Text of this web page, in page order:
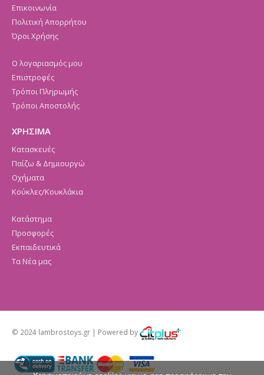
Επικοινωνία
Πολιτική Απορρήτου
Όροι Χρήσης
Ο λογαριασμός μου
Επιστροφές
Τρόποι Πληρωμής
Τρόποι Αποστολής
ΧΡΗΣΙΜΑ
Κατασκευές
Παίζω & Δημιουργώ
Οχήματα
Κούκλες/Κουκλάκια
Κατάστημα
Προσφορές
Εκπαιδευτικά
Τα Νέα μας
© 2024 lambrostoys.gr | Powered by